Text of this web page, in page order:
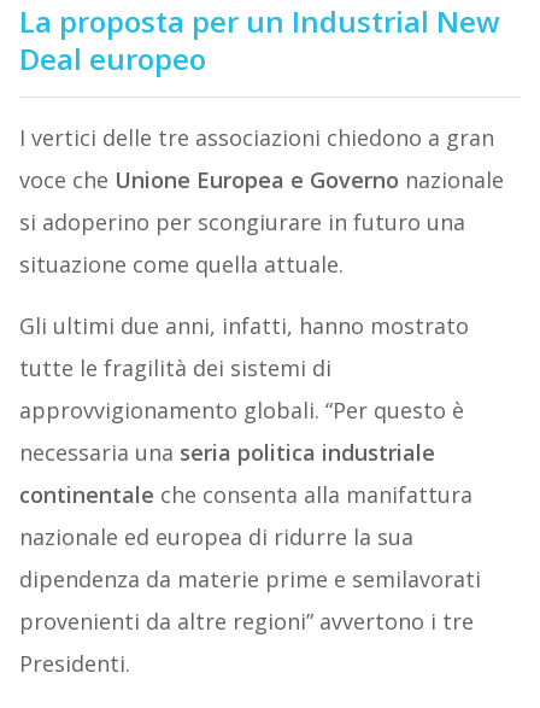
La proposta per un Industrial New
Deal europeo
I vertici delle tre associazioni chiedono a gran
voce che Unione Europea e Governo nazionale
si adoperino per scongiurare in futuro una
situazione come quella attuale.
Gli ultimi due anni, infatti, hanno mostrato
tutte le fragilità dei sistemi di
approvvigionamento globali. “Per questo è
necessaria una seria politica industriale
continentale che consenta alla manifattura
nazionale ed europea di ridurre la sua
dipendenza da materie prime e semilavorati
provenienti da altre regioni” avvertono i tre
Presidenti.